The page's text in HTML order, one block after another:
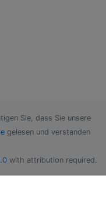
Sie, dass Sie unsere
gelesen und verstanden
with attribution required.